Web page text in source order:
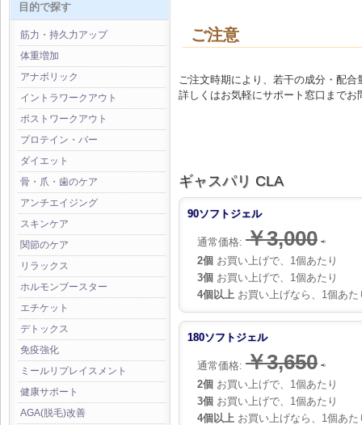
目的で探す
筋力・持久力アップ
体重増加
アナボリック
イントラワークアウト
ポストワークアウト
プロテイン・バー
ダイエット
骨・爪・歯のケア
アンチエイジング
スキンケア
関節のケア
リラックス
ホルモンブースター
エチケット
デトックス
免疫強化
ミールリプレイスメント
健康サポート
AGA(脱毛)改善
ご注意
ご注文時期により、若干の成分・配合
詳しくはお気軽にサポート窓口までお
ギャスパリ CLA
90ソフトジェル
通常価格: ￥3,000 ⇨
2個 お買い上げで、1個あたり
3個 お買い上げで、1個あたり
4個以上 お買い上げなら、1個あた
180ソフトジェル
通常価格: ￥3,650 ⇨
2個 お買い上げで、1個あたり
3個 お買い上げで、1個あたり
4個以上 お買い上げなら、1個あた